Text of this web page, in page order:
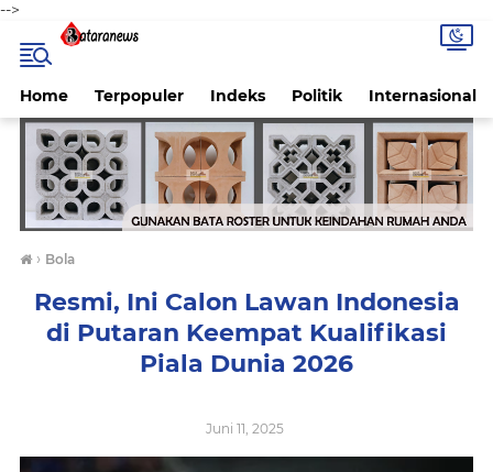
-->
Home Terpopuler Indeks Politik Internasional
› Bola
Resmi, Ini Calon Lawan Indonesia
di Putaran Keempat Kualifikasi
Piala Dunia 2026
Juni 11, 2025